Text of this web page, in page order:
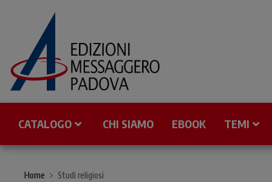
CATALOGO CHI SIAMO EBOOK TEMI
Home Studi religiosi